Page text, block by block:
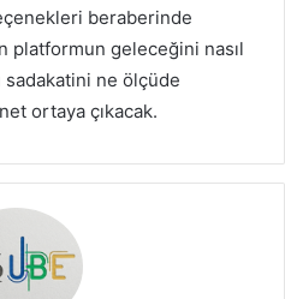
beraberinde
platformun geleceğini nasıl
sadakatini ne ölçüde
ortaya çıkacak.